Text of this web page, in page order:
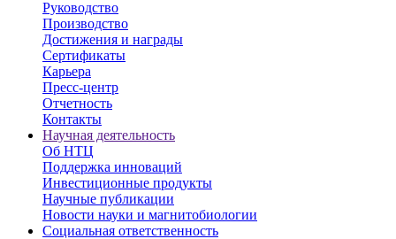
Руководство
Производство
Достижения и награды
Сертификаты
Карьера
Пресс-центр
Отчетность
Контакты
Научная деятельность
Об НТЦ
Поддержка инноваций
Инвестиционные продукты
Научные публикации
Новости науки и магнитобиологии
Социальная ответственность